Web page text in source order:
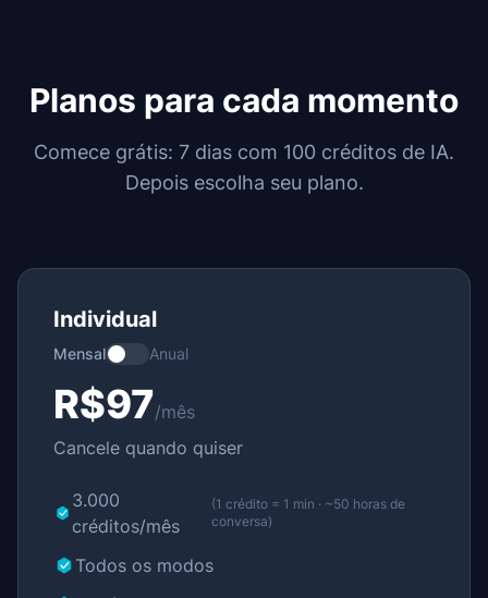
Planos para cada momento
Comece grátis: 7 dias com 100 créditos de IA.
Depois escolha seu plano.
Individual
Mensal Anual
R$97/mês
Cancele quando quiser
3.000
créditos/mês
(1 crédito = 1 min · ~50 horas de
conversa)
Todos os modos